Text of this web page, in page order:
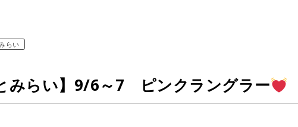
らい
みらい】9/6～7 ピンクラングラー